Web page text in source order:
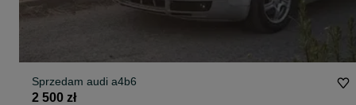
Sprzedam audi a4b6
2 500 zł